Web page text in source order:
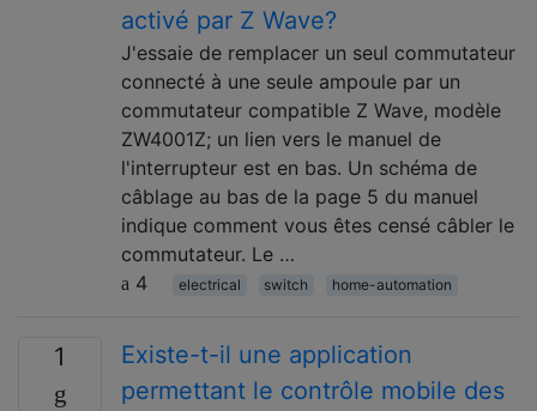
activé par Z Wave?
J'essaie de remplacer un seul commutateur
connecté à une seule ampoule par un
commutateur compatible Z Wave, modèle
ZW4001Z; un lien vers le manuel de
l'interrupteur est en bas. Un schéma de
câblage au bas de la page 5 du manuel
indique comment vous êtes censé câbler le
commutateur. Le …
4
electrical switch home-automation
1
Existe-t-il une application
permettant le contrôle mobile des